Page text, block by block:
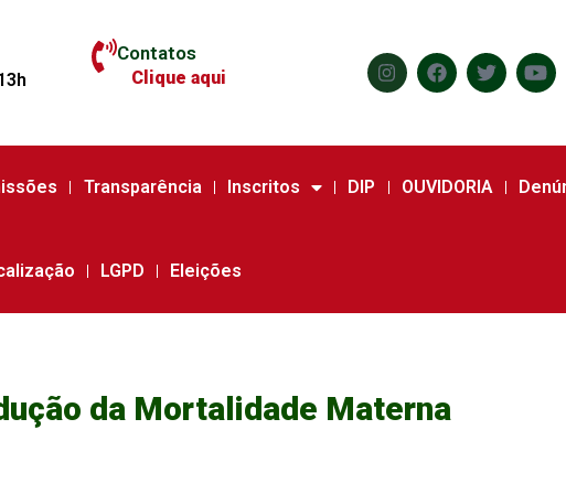
Contatos
Clique aqui
Transparência Inscritos DIP OUVIDORIA
LGPD Eleições
da Mortalidade Materna